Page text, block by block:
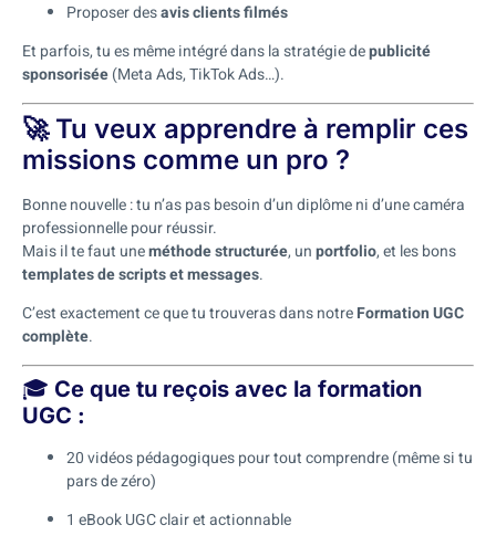
Proposer desavis clients filmés
Et parfois, tu es même intégré dans la stratégie depublicité
sponsorisée(Meta Ads, TikTok Ads…).
🚀 Tu veux apprendre à remplir ces
missions comme un pro ?
Bonne nouvelle : tu n’as pas besoin d’un diplôme ni d’une caméra
professionnelle pour réussir.
Mais il te faut uneméthode structurée, unportfolio, et les bons
templates de scripts et messages.
C’est exactement ce que tu trouveras dans notreFormation UGC
complète.
🎓 Ce que tu reçois avec la formation
UGC :
20 vidéos pédagogiques pour tout comprendre (même si tu
pars de zéro)
1 eBook UGC clair et actionnable